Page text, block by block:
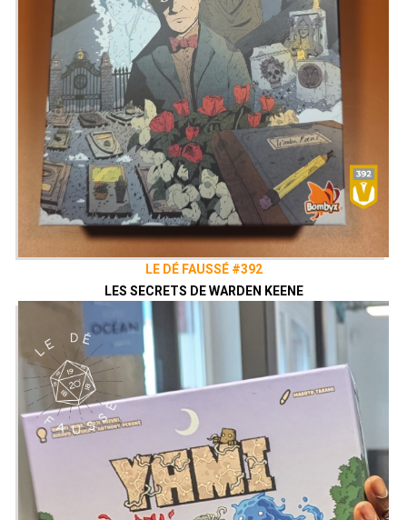
LE DÉ FAUSSÉ #392
LES SECRETS DE WARDEN KEENE